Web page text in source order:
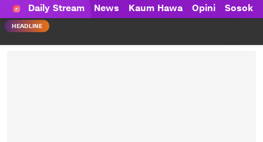
HAWA
Haluan Wanita Indonesia
Daily Stream News Kaum Hawa Opini Sosok
HEADLINE